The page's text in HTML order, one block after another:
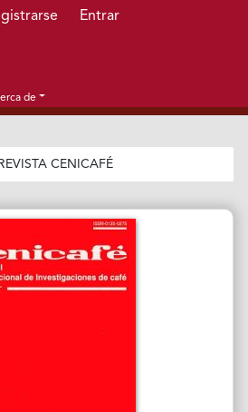
principal Entrar
de
REVISTA CENICAFÉ